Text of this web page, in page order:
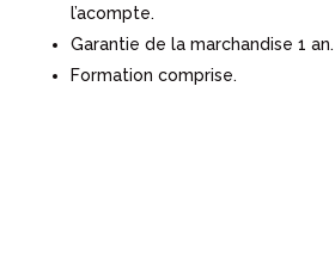
l’acompte.
Garantie de la marchandise 1 an.
Formation comprise.